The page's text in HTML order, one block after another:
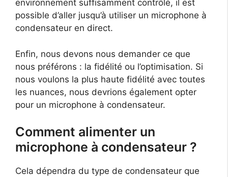
environnement suffisamment contrôlé, il est
possible d’aller jusqu’à utiliser un microphone à
condensateur en direct.
Enfin, nous devons nous demander ce que
nous préférons : la fidélité ou l’optimisation. Si
nous voulons la plus haute fidélité avec toutes
les nuances, nous devrions également opter
pour un microphone à condensateur.
Comment alimenter un
microphone à condensateur ?
Cela dépendra du type de condensateur que